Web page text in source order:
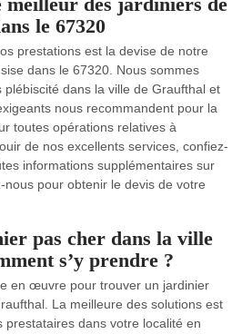
le 67320
prestations est la devise de notre
dans le 67320. Nous sommes
dans la ville de Graufthal et
nous recommandent pour la
toutes opérations relatives à
de nos excellents services, confiez-
informations supplémentaires sur
nous pour obtenir le devis de votre
pas cher dans la ville
s’y prendre ?
en œuvre pour trouver un jardinier
La meilleure des solutions est
dans votre localité en